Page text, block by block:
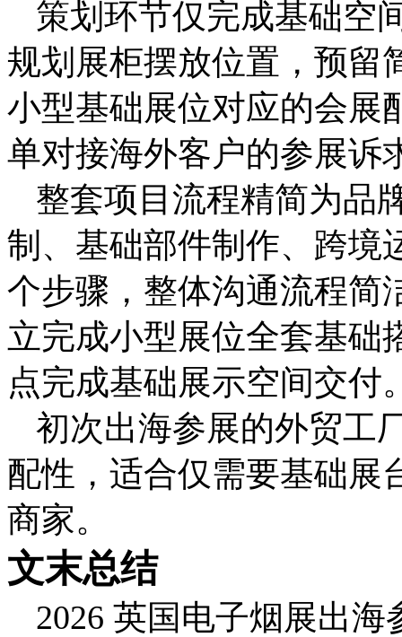
策划环节仅完成基础空
规划展柜摆放位置，预留
小型基础展位对应的会展
单对接海外客户的参展诉
整套项目流程精简为品
制、基础部件制作、跨境
个步骤，整体沟通流程简
立完成小型展位全套基础
点完成基础展示空间交付
初次出海参展的外贸工
配性，适合仅需要基础展
商家。
文末总结
2026 英国电子烟展出